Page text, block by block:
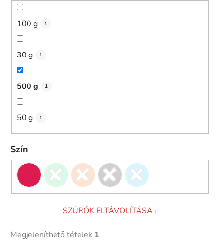
100 g 1
30 g 1
500 g 1
50 g 1
Szín
SZŰRŐK ELTÁVOLÍTÁSA
Megjeleníthető tételek 1